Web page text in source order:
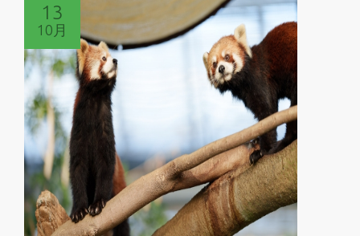
む
MLM
を
ス
タ
イ
リ
ッ
シ
ュ
に
13
10月